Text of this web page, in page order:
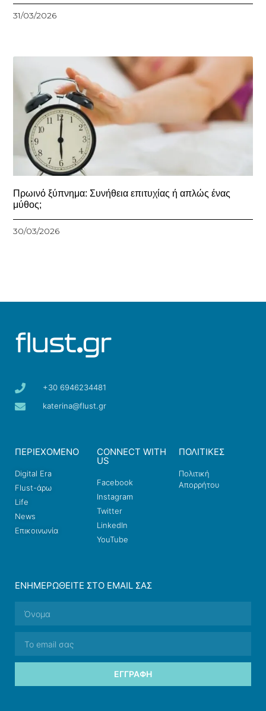
31/03/2026
Πρωινό ξύπνημα: Συνήθεια επιτυχίας ή απλώς ένας
μύθος;
30/03/2026
+30 6946234481
katerina@flust.gr
ΠΕΡΙΕΧΟΜΕΝΟ
Digital Era
Flust-άρω
Life
News
Επικοινωνία
CONNECT WITH
US
Facebook
Instagram
Twitter
LinkedIn
YouTube
ΠΟΛΙΤΙΚΕΣ
Πολιτική
Απορρήτου
ΕΝΗΜΕΡΩΘΕΊΤΕ ΣΤΟ EMAIL ΣΑΣ
ΕΓΓΡΑΦΉ